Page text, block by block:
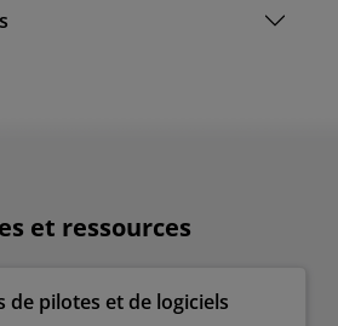
et ressources
de pilotes et de logiciels